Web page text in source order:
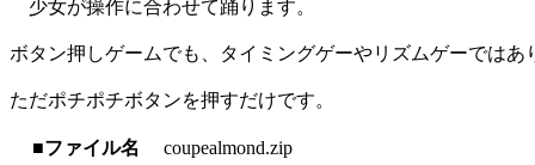
少女が操作に合わせて踊ります。
ボタン押しゲームでも、タイミングゲーやリズムゲーではあ
ただポチポチボタンを押すだけです。
■ファイル名
coupealmond.zip